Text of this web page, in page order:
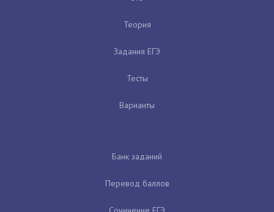
Теория
Задания ЕГЭ
Тесты
Варианты
Банк заданий
Перевод баллов